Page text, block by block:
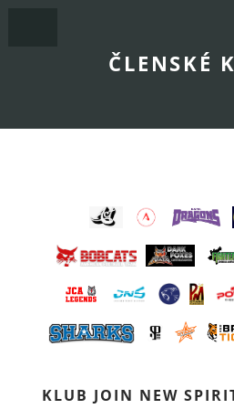
ČLENSKÉ
KLUB JOIN NEW